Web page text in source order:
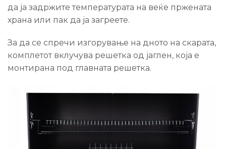
да ја задржите температурата на веќе пржената
храна или пак да ја загреете.
За да се спречи изгорување на дното на скарата,
комплетот вклучува решетка од јаглен, која е
монтирана под главната решетка.